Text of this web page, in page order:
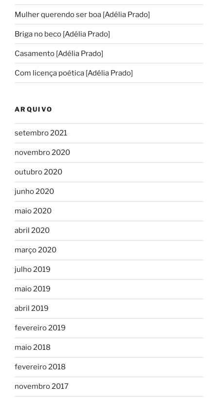
Mulher querendo ser boa [Adélia Prado]
Briga no beco [Adélia Prado]
Casamento [Adélia Prado]
Com licença poética [Adélia Prado]
ARQUIVO
setembro 2021
novembro 2020
outubro 2020
junho 2020
maio 2020
abril 2020
março 2020
julho 2019
maio 2019
abril 2019
fevereiro 2019
maio 2018
fevereiro 2018
novembro 2017